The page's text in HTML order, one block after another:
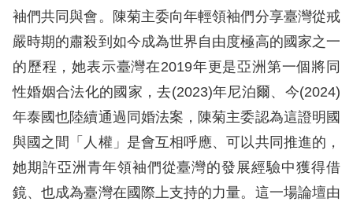
最
新
消
息
人
權
業
務
袖們共同與會。陳菊主委向年輕領袖們分享臺灣從戒
嚴時期的肅殺到如今成為世界自由度極高的國家之一
的歷程，她表示臺灣在2019年更是亞洲第一個將同
性婚姻合法化的國家，去(2023)年尼泊爾、今(2024)
年泰國也陸續通過同婚法案，陳菊主委認為這證明國
與國之間「人權」是會互相呼應、可以共同推進的，
她期許亞洲青年領袖們從臺灣的發展經驗中獲得借
鏡、也成為臺灣在國際上支持的力量。這一場論壇由